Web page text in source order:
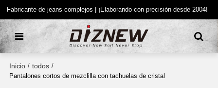
Fabricante de jeans complejos | ¡Elaborando con precisión desde 2004!
Inicio / todos /
Pantalones cortos de mezclilla con tachuelas de cristal